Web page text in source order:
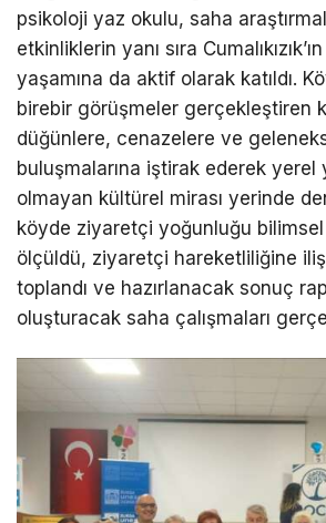
psikoloji yaz okulu, saha
etkinliklerin yanı sıra
yaşamına da aktif olarak katıldı.
birebir görüşmeler gerçekleştiren
düğünlere, cenazelere ve
buluşmalarına iştirak ederek yerel
olmayan kültürel mirası yerinde
köyde ziyaretçi yoğunluğu
ölçüldü, ziyaretçi hareketliliğine
toplandı ve hazırlanacak sonuç
oluşturacak saha çalışmaları